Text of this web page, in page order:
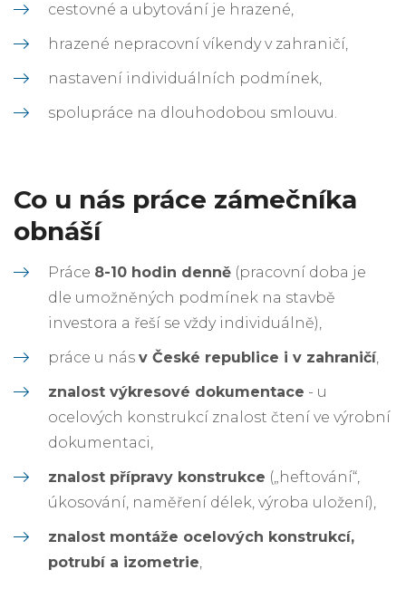
cestovné a ubytování je hrazené,
hrazené nepracovní víkendy v zahraničí,
nastavení individuálních podmínek,
spolupráce na dlouhodobou smlouvu.
Co u nás práce zámečníka
obnáší
Práce 8-10 hodin denně (pracovní doba je
dle umožněných podmínek na stavbě
investora a řeší se vždy individuálně),
práce u nás v České republice i v zahraničí,
znalost výkresové dokumentace - u
ocelových konstrukcí znalost čtení ve výrobní
dokumentaci,
znalost přípravy konstrukce („heftování“,
úkosování, naměření délek, výroba uložení),
znalost montáže ocelových konstrukcí,
potrubí a izometrie,